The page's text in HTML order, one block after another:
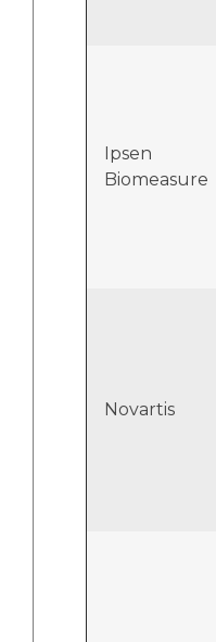
Ipsen
Biomeasure
Novartis